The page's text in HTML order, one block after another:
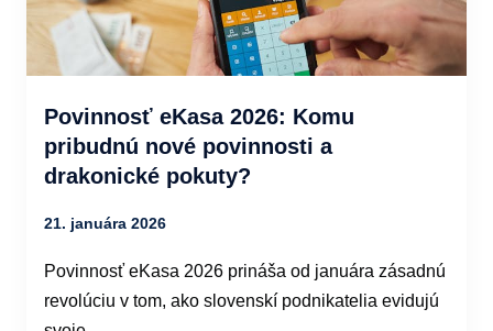
Povinnosť eKasa 2026: Komu
pribudnú nové povinnosti a
drakonické pokuty?
21. januára 2026
Povinnosť eKasa 2026 prináša od januára zásadnú
revolúciu v tom, ako slovenskí podnikatelia evidujú